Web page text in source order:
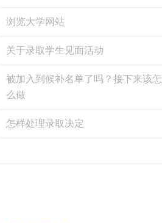
浏览大学网站
关于录取学生见面活动
被加入到候补名单了吗？接下来该怎
么做
怎样处理录取决定